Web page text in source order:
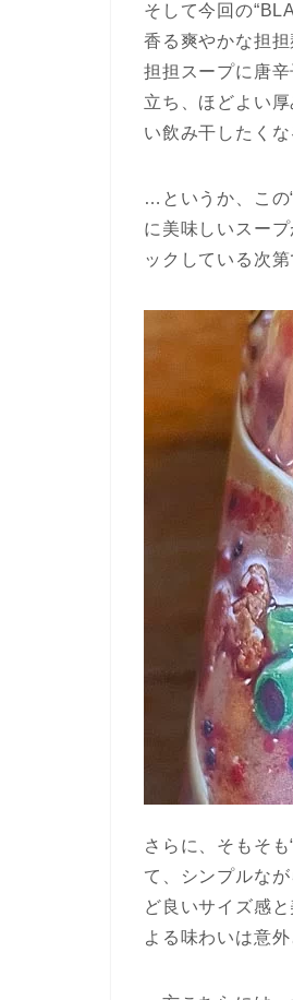
そして今回の
香る爽やかな担
担担スープに唐
立ち、ほどよい
い飲み干したく
…というか、この
に美味しいスー
ックしている次
さらに、そもそ
て、シンプルな
ど良いサイズ感
よる味わいは意